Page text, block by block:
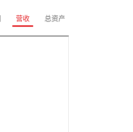
营收 总资产